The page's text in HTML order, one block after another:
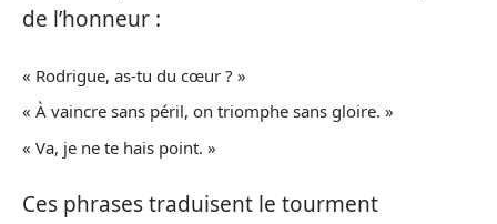
de l’honneur :
« Rodrigue, as-tu du cœur ? »
« À vaincre sans péril, on triomphe sans gloire. »
« Va, je ne te hais point. »
Ces phrases traduisent le tourment